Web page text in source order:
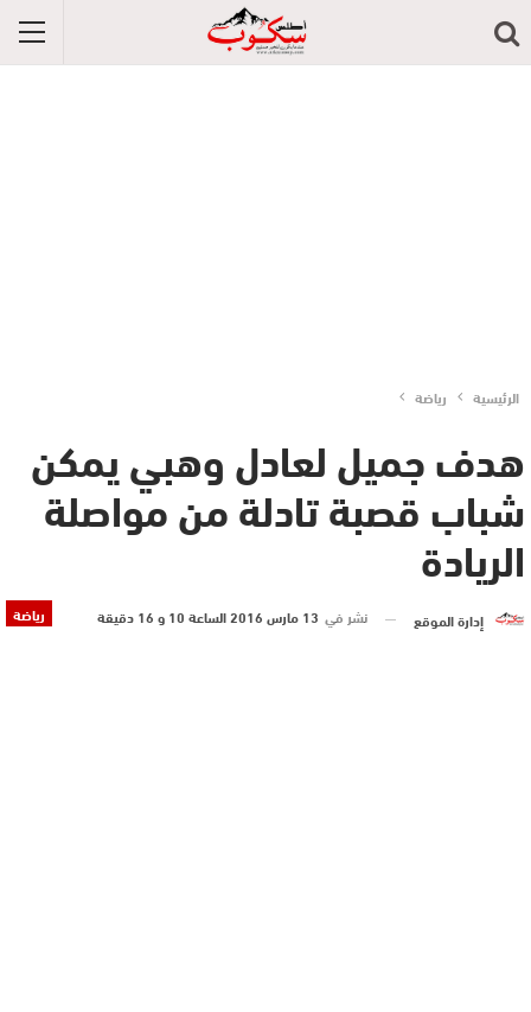
الرئيسية رياضة
هدف جميل لعادل وهبي يمكن
شباب قصبة تادلة من مواصلة
الريادة
رياضة إدارة الموقع نشر في 13 مارس 2016 الساعة 10 و 16 دقيقة